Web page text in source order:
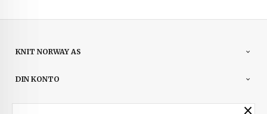
KNIT NORWAY AS
DIN KONTO
NYHETSBREV ×